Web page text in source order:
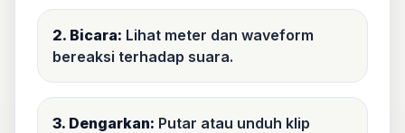
2. Bicara: Lihat meter dan waveform
bereaksi terhadap suara.
3. Dengarkan: Putar atau unduh klip